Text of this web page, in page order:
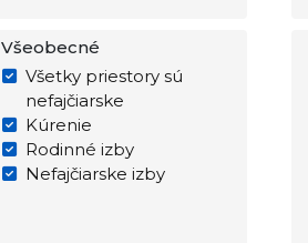
Všeobecné
Všetky priestory sú
nefajčiarske
Kúrenie
Rodinné izby
Nefajčiarske izby